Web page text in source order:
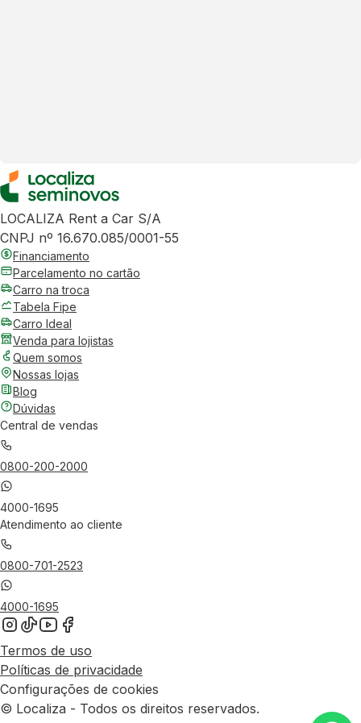
LOCALIZA Rent a Car S/A
CNPJ nº 16.670.085/0001-55
Financiamento
Parcelamento no cartão
Carro na troca
Tabela Fipe
Carro Ideal
Venda para lojistas
Quem somos
Nossas lojas
Blog
Dúvidas
Central de vendas
0800-200-2000
4000-1695
Atendimento ao cliente
0800-701-2523
4000-1695
Termos de uso
Políticas de privacidade
Configurações de cookies
© Localiza - Todos os direitos reservados.